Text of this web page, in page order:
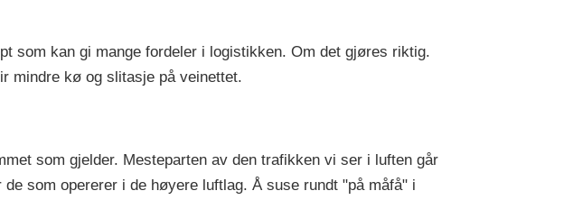
som kan gi mange fordeler i logistikken. Om det gjøres riktig.
mindre kø og slitasje på veinettet.
som gjelder. Mesteparten av den trafikken vi ser i luften går
som opererer i de høyere luftlag. Å suse rundt "på måfå" i